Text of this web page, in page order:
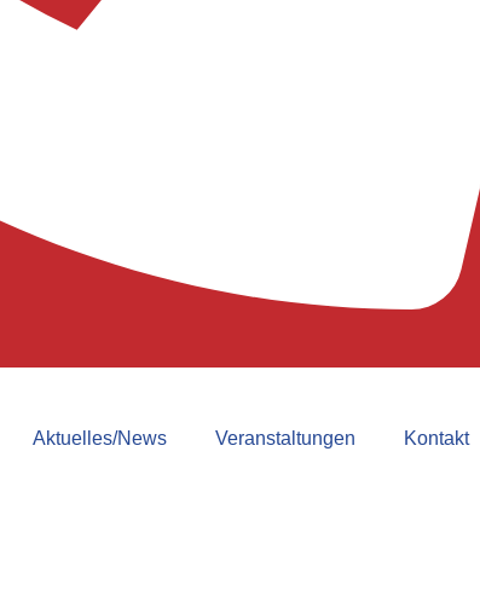
Aktuelles/News Veranstaltungen Kontakt